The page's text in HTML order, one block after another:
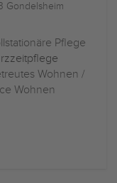
Gondelsheim
Pflege
Wohnen /
Wohnen